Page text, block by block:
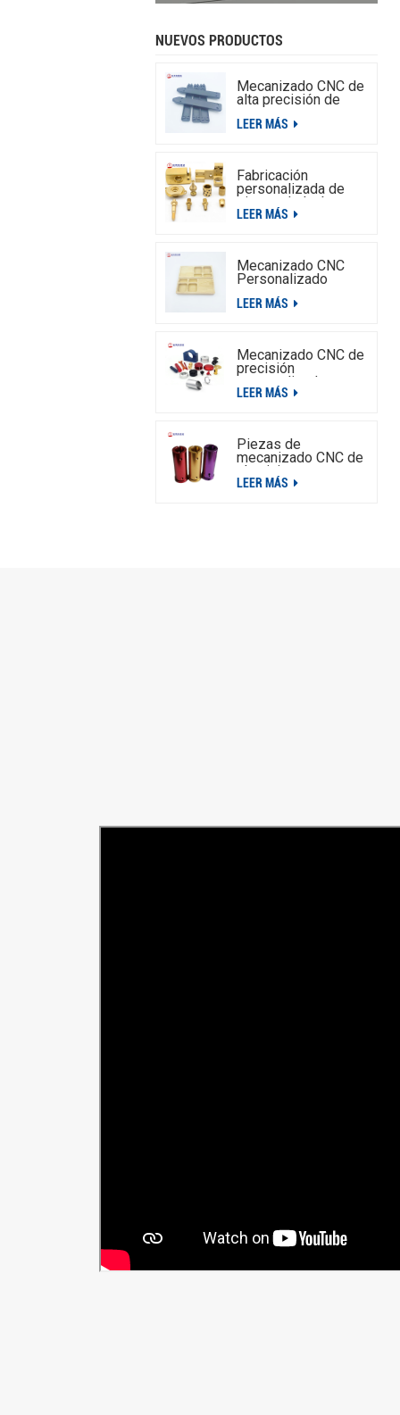
NUEVOS PRODUCTOS
Mecanizado CNC de
alta precisión de
piezas de aluminio.
LEER MÁS
Fabricación
personalizada de
piezas de latón
torneadas por CNC
LEER MÁS
Mecanizado CNC
Personalizado
Torneadas,Servicio
CNC
LEER MÁS
Mecanizado CNC de
precisión
personalizado para
placa de interruptor
LEER MÁS
Piezas de
mecanizado CNC de
aluminio y acero
inoxidable
LEER MÁS